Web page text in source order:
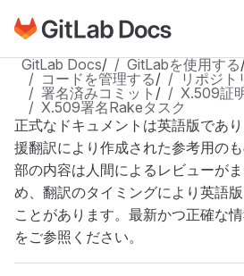
メインコンテンツにスキップ
GitLabドキュメントのホームページ
GitLab Docs/ GitLabを使用する
コードを管理する/ リポジト
署名済みコミット / X.509証
X.509署名Rakeタスク
正式なドキュメントは英語版であ
援翻訳により作成された参考用の
部の内容は人間によるレビューが
め、翻訳のタイミングにより英語
ことがあります。最新かつ正確な情
をご参照ください。